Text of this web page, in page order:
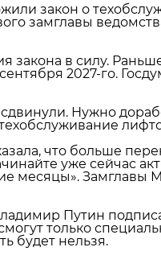
закон о
замглавы
закона в силу.
2027‑го.
Нужно
что больше
уже сейчас
месяцы». Замглавы
Путин
только
будет нельзя.